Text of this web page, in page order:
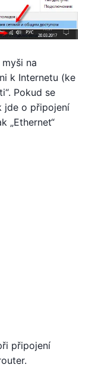
na
k Internetu (ke
Pokud se
jde o připojení
„Ethernet“
připojení